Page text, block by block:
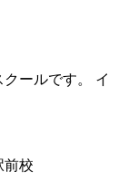
ールです。 イ